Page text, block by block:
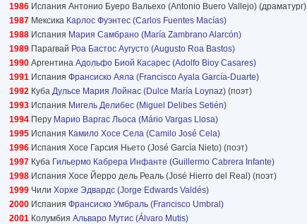
1986 Испания Антонио Буеро Вальехо (Antonio Buero Vallejo) (драматург)
1987 Мексика Карлос Фуэнтес (Carlos Fuentes Macías)
1988 Испания Мария Самбрано (María Zambrano Alarcón)
1989 Парагвай Роа Бастос Аугусто (Augusto Roa Bastos)
1990 Аргентина Адольфо Биой Касарес (Adolfo Bioy Casares)
1991 Испания Франсиско Аяла (Francisco Ayala García-Duarte)
1992 Куба Дульсе Мария Лойнас (Dulce María Loynaz) (поэт)
1993 Испания Мигель Делибес (Miguel Delibes Setién)
1994 Перу Марио Варгас Льоса (Mário Vargas Llosa)
1995 Испания Камило Хосе Села (Camilo José Cela)
1996 Испания Хосе Гарсия Ньето (José García Nieto) (поэт)
1997 Куба Гильермо Кабрера Инфанте (Guillermo Cabrera Infante)
1998 Испания Хосе Йерро дель Реаль (José Hierro del Real) (поэт)
1999 Чили Хорхе Эдвардс (Jorge Edwards Valdés)
2000 Испания Франсиско Умбраль (Francisco Umbral)
2001 Колумбия Альваро Мутис (Álvaro Mutis)